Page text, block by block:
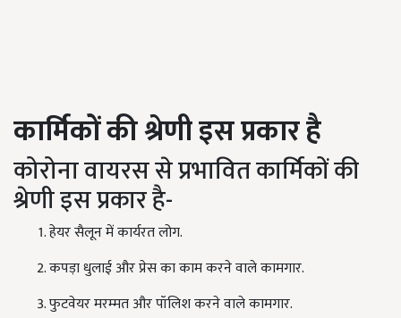
कार्मिकोंकीश्रेणीइसप्रकारहै
कोरोना वायरस से प्रभावित कार्मिकों की
श्रेणी इस प्रकार है-
हेयर सैलून में कार्यरत लोग.
कपड़ा धुलाई और प्रेस का काम करने वाले कामगार.
फुटवेयर मरम्मत और पॉलिश करने वाले कामगार.